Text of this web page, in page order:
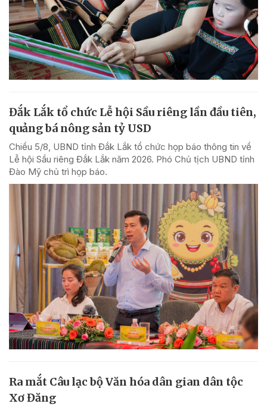
Đắk Lắk tổ chức Lễ hội Sầu riêng lần đầu tiên,
quảng bá nông sản tỷ USD
Chiều 5/8, UBND tỉnh Đắk Lắk tổ chức họp báo thông tin về
Lễ hội Sầu riêng Đắk Lắk năm 2026. Phó Chủ tịch UBND tỉnh
Đào Mỹ chủ trì họp báo.
Ra mắt Câu lạc bộ Văn hóa dân gian dân tộc
Xơ Đăng